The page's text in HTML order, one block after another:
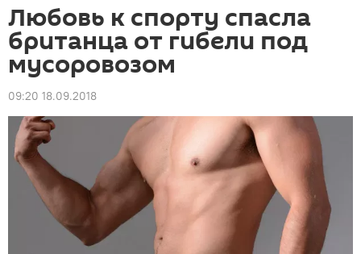
Любовь к спорту спасла
британца от гибели под
мусоровозом
09:20 18.09.2018